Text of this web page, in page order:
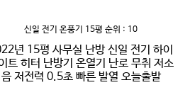
신일 전기 온풍기 15평 순위 : 10
년 15평 사무실 난방 신일 전기 하이
트 히터 난방기 온열기 난로 무취 저소
음 저전력 0.5초 빠른 발열 오늘출발